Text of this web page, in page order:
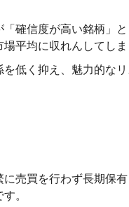
確信度が高い銘柄」
平均に収れんしてし
低く抑え、魅力的な
売買を行わず長期保
。